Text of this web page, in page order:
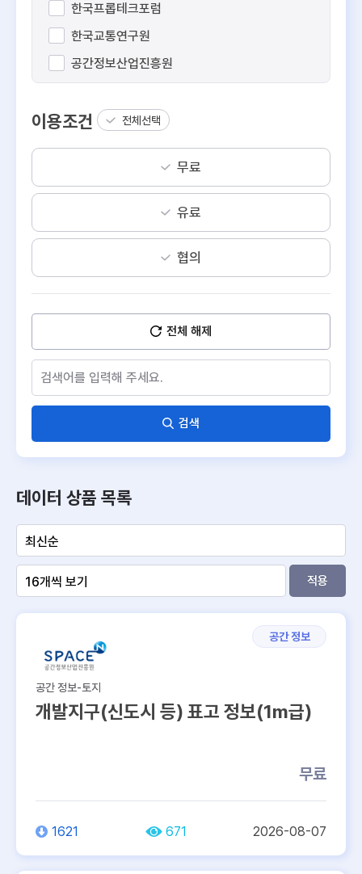
한국프롭테크포럼
한국교통연구원
공간정보산업진흥원
오아시스비즈니스
이에이트
리파인
알스퀘어
이용조건 전체선택
무료
유료
협의
전체 해제
검색
데이터 상품 목록
적용
공간 정보
공간 정보-토지
개발지구(신도시 등) 표고 정보(1m급)
무료
1621 671 2026-08-07